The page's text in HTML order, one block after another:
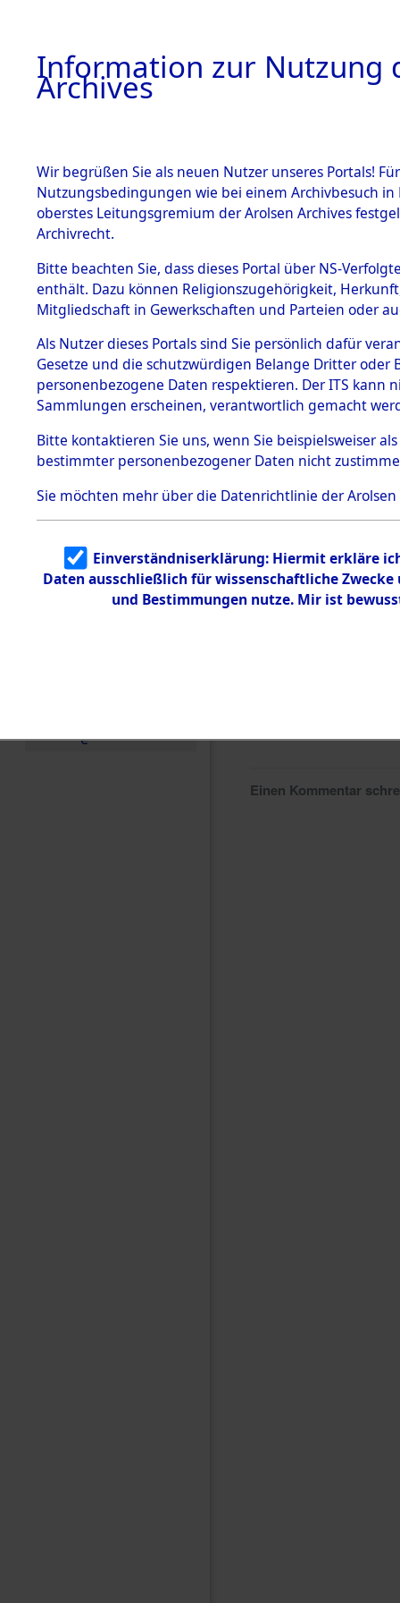
BESTÄNDE
1.
mente
5. Verschiedenes
5.3
Todesmärsche
5.3.1 Alliierte
Erhebungen
zu
Todesmärsch
en
5.3.2
Identifizierun
g
5.3.3
Todesmärsch
e
die
0264
Einen Kommentar
Information zur Nutzung
Archives
Wir begrüßen Sie als neuen Nutzer unseres Portals!
Nutzungsbedingungen wie bei einem Archivbesuch
oberstes Leitungsgremium der Arolsen Archives
Archivrecht.
Bitte beachten Sie, dass dieses Portal über NS-
enthält. Dazu können Religionszugehörigkeit,
Mitgliedschaft in Gewerkschaften und Parteien oder
Als Nutzer dieses Portals sind Sie persönlich dafür
Gesetze und die schutzwürdigen Belange Dritter
personenbezogene Daten respektieren. Der ITS
Sammlungen erscheinen, verantwortlich gemacht
Bitte kontaktieren Sie uns, wenn Sie beispielsweiser
bestimmter personenbezogener Daten nicht
Sie möchten mehr über die Datenrichtlinie der Arolsen
Einverständniserklärung: Hiermit erkläre
Daten ausschließlich für wissenschaftliche
und Bestimmungen nutze. Mir ist